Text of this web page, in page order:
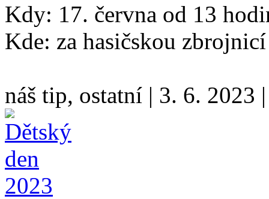
Kdy: 17. června od 13
Kde: za hasičskou
náš tip, ostatní | 3. 6. 2023